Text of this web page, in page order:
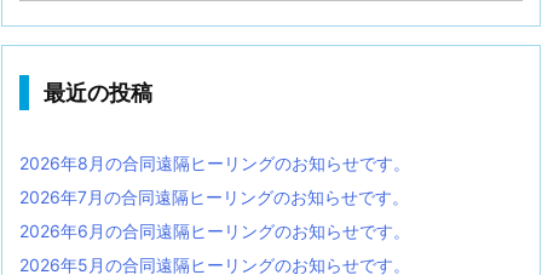
最近の投稿
2026年8月の合同遠隔ヒーリングのお知らせです。
2026年7月の合同遠隔ヒーリングのお知らせです。
2026年6月の合同遠隔ヒーリングのお知らせです。
2026年5月の合同遠隔ヒーリングのお知らせです。